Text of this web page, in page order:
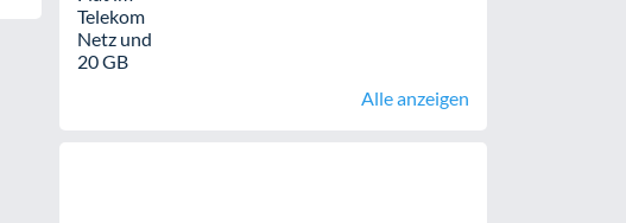
Alle anzeigen